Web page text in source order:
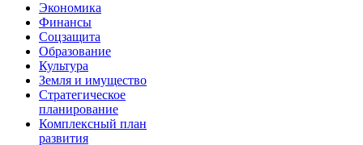
Экономика
Финансы
Соцзащита
Образование
Культура
Земля и имущество
Стратегическое
планирование
Комплексный план
развития